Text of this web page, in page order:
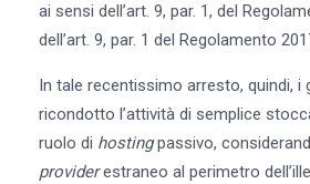
ai sensi dell’art. 9, par. 1, del
dell’art. 9, par. 1 del Regolamento
In tale recentissimo arresto, quindi, i
ricondotto l’attività di semplice
ruolo di hostingpassivo,
providerestraneo al perimetro